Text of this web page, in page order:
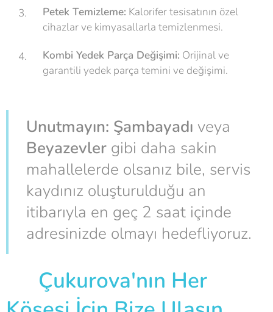
Petek Temizleme: Kalorifer tesisatının özel
cihazlar ve kimyasallarla temizlenmesi.
Kombi Yedek Parça Değişimi: Orijinal ve
garantili yedek parça temini ve değişimi.
Unutmayın: Şambayadı veya
Beyazevler gibi daha sakin
mahallelerde olsanız bile, servis
kaydınız oluşturulduğu an
itibarıyla en geç 2 saat içinde
adresinizde olmayı hedefliyoruz.
📞 Çukurova'nın Her